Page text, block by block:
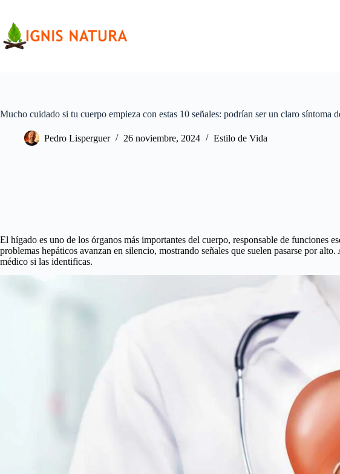
contenido
Mucho cuidado si tu cuerpo empieza con estas 10 señales: podrían ser un claro síntoma
Pedro Lisperguer 26 noviembre, 2024 Estilo de Vida
El hígado es uno de los órganos más importantes del cuerpo, responsable de funciones
problemas hepáticos avanzan en silencio, mostrando señales que suelen pasarse por alto.
médico si las identificas.